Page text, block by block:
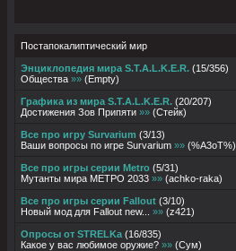
Постапокалиптический мир
Энциклопедия мира S.T.A.L.K.E.R. (15/356)
Общества »» (Empty)
Графика из мира S.T.A.L.K.E.R. (20/207)
Достижения Зов Припяти »» (Стейк)
Все про игру Survarium (3/13)
Ваши вопросы по игре Survarium »» (%A3oT%)
Все про игры серии Metro (5/31)
Мутанты мира МЕТРО 2033 »» (achko-raka)
Все про игры серии Fallout (3/10)
Новый мод для Fallout new...
»» (z421)
Опросы от STRELKа (16/835)
Какое у вас любимое оружие? »» (Сум)